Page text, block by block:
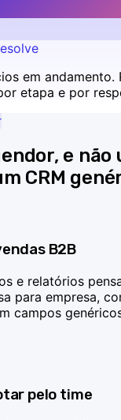
em andamento.
etapa e por
e não
CRM
B2B
e relatórios
para empresa,
campos
pelo time